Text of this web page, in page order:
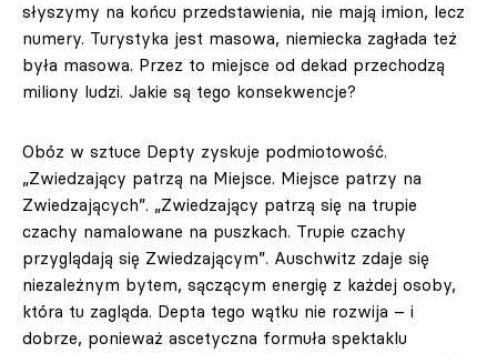
słyszymy na końcu przedstawienia, nie mają imion, lecz
numery. Turystyka jest masowa, niemiecka zagłada też
była masowa. Przez to miejsce od dekad przechodzą
miliony ludzi. Jakie są tego konsekwencje?
Obóz w sztuce Depty zyskuje podmiotowość.
„Zwiedzający patrzą na Miejsce. Miejsce patrzy na
Zwiedzających”. „Zwiedzający patrzą się na trupie
czachy namalowane na puszkach. Trupie czachy
przyglądają się Zwiedzającym”. Auschwitz zdaje się
niezależnym bytem, sączącym energię z każdej osoby,
która tu zagląda. Depta tego wątku nie rozwija – i
dobrze, ponieważ ascetyczna formuła spektaklu